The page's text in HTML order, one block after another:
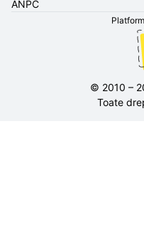
ANPC
© 2010 –
Toate